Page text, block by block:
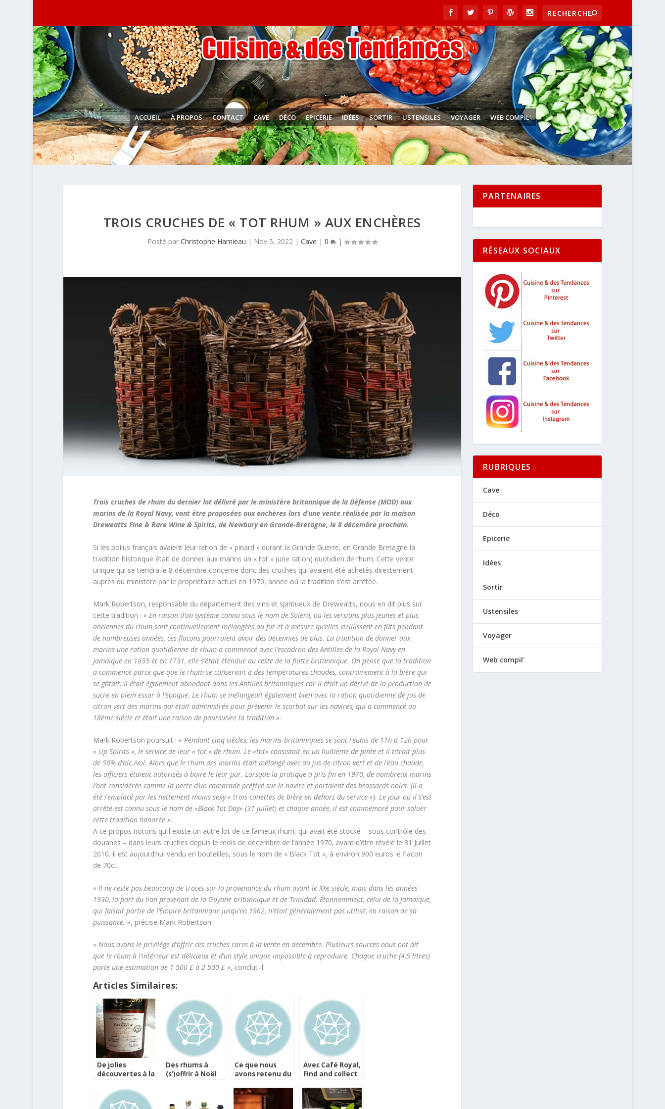
ACCUEIL À PROPOS CONTACT CAVE DÉCO EPICERIE IDÉES SORTIR USTENSILES VOYAGER WEB COMPIL'
TROIS CRUCHES DE « TOT RHUM » AUX ENCHÈRES
Posté par Christophe Hamieau | Nov 5, 2022| Cave | 0 |
Trois cruches de rhum du dernier lot délivré par le ministère britannique de la Défense (MOD) aux
marins de la Royal Navy, vont être proposées aux enchères lors d’une vente réalisée par la maison
Dreweatts Fine & Rare Wine & Spirits, de Newbury en Grande-Bretagne, le 8 décembre prochain.
Si les poilus français avaient leur ration de « pinard » durant la Grande Guerre, en Grande Bretagne la
tradition historique était de donner aux marins un « tot » (une ration) quotidien de rhum. Cette vente
unique qui se tiendra le 8 décembre concerne donc des cruches qui avaient été achetés directement
auprès du ministère par le propriétaire actuel en 1970, année où la tradition s’est arrêtée.
Mark Robertson, responsable du département des vins et spiritueux de Dreweatts, nous en dit plus sur
cette tradition : « En raison d’un système connu sous le nom de Solera, où les versions plus jeunes et plus
anciennes du rhum sont continuellement mélangées au fur et à mesure qu’elles vieillissent en fûts pendant
de nombreuses années, ces flacons pourraient avoir des décennies de plus. La tradition de donner aux
marins une ration quotidienne de rhum a commencé avec l’escadron des Antilles de la Royal Navy en
Jamaïque en 1655 et en 1731, elle s’était étendue au reste de la flotte britannique. On pense que la tradition
a commencé parce que que le rhum se conservait à des températures chaudes, contrairement à la bière qui
se gâtait. Il était également abondant dans les Antilles britanniques car il était un dérivé de la production de
sucre en plein essor à l’époque. Le rhum se mélangeait également bien avec la ration quotidienne de jus de
citron vert des marins qui était administrée pour prévenir le scorbut sur les navires, qui a commencé au
18ème siècle et était une raison de poursuivre la tradition ».
Mark Robertson poursuit : « Pendant cinq siècles, les marins britanniques se sont réunis de 11h à 12h pour
« Up Spirits », le service de leur « tot » de rhum. Le «tot» consistait en un huitième de pinte et il titrait plus
de 50% d’alc./vol. Alors que le rhum des marins était mélangé avec du jus de citron vert et de l’eau chaude,
les officiers étaient autorisés à boire le leur pur. Lorsque la pratique a pris fin en 1970, de nombreux marins
l’ont considérée comme la perte d’un camarade préféré sur le navire et portaient des brassards noirs. (Il a
été remplacé par les nettement moins sexy « trois canettes de bière en dehors du service »). Le jour où il s’est
arrêté est connu sous le nom de «Black Tot Day» (31 juillet) et chaque année, il est commémoré pour saluer
cette tradition honorée ».
A ce propos notons qu’il existe un autre lot de ce fameux rhum, qui avait été stocké – sous contrôle des
douanes – dans leurs cruches depuis le mois de décembre de l’année 1970, avant d’être révélé le 31 Juillet
2010. Il est aujourd’hui vendu en bouteilles, sous le nom de « Black Tot », à environ 900 euros le flacon
de 70cl.
« Il ne reste pas beaucoup de traces sur la provenance du rhum avant le XXe siècle, mais dans les années
1930, la part du lion provenait de la Guyane britannique et de Trinidad. Étonnamment, celui de la Jamaïque,
qui faisait partie de l’Empire britannique jusqu’en 1962, n’était généralement pas utilisé, en raison de sa
puissance. », précise Mark Robertson.
« Nous avons le privilège d’offrir ces cruches rares à la vente en décembre. Plusieurs sources nous ont dit
que le rhum à l’intérieur est délicieux et d’un style unique impossible à reproduire. Chaque cruche (4,5 litres)
porte une estimation de 1 500 £ à 2 500 £ », conclut-il.
Articles Similaires:
De jolies
découvertes à la
Des rhums à
(s’)offrir à Noël
Ce que nous
avons retenu du
Avec Café Royal,
Find and collect
gagnez des
places pour
PARTENAIRES
RÉSEAUX SOCIAUX
RUBRIQUES
Cave
Déco
Epicerie
Idées
Sortir
Ustensiles
Voyager
Web compil'